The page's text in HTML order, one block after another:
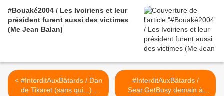
#Bouaké2004 / Les Ivoiriens et leur
président furent aussi des victimes
(Me Jean Balan)
< #InterditAuxBâtards / Dan
de Tikaret (sans qui...) -
#InterditAuxBâtards /
Sear.GetBusy demain à